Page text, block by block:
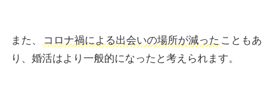
また、 コロナ禍による出会いの場所が減った こともあ
り、婚活はより一般的になったと考えられます。